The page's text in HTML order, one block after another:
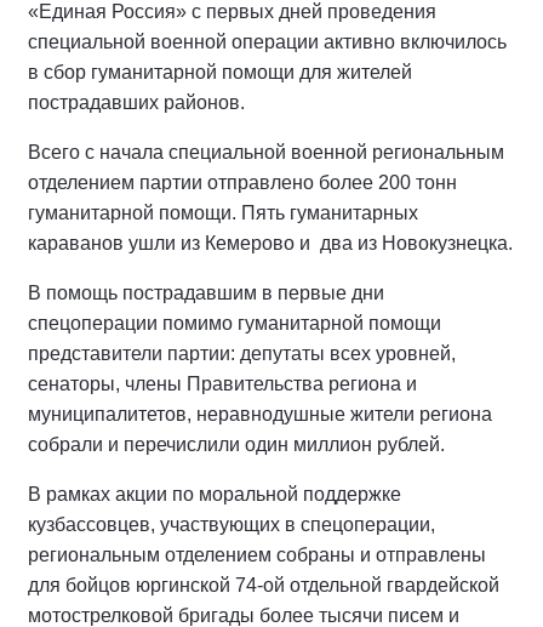
«Единая Россия» с первых дней проведения
специальной военной операции активно включилось
в сбор гуманитарной помощи для жителей
пострадавших районов.
Всего с начала специальной военной региональным
отделением партии отправлено более 200 тонн
гуманитарной помощи. Пять гуманитарных
караванов ушли из Кемерово и два из Новокузнецка.
В помощь пострадавшим в первые дни
спецоперации помимо гуманитарной помощи
представители партии: депутаты всех уровней,
сенаторы, члены Правительства региона и
муниципалитетов, неравнодушные жители региона
собрали и перечислили один миллион рублей.
В рамках акции по моральной поддержке
кузбассовцев, участвующих в спецоперации,
региональным отделением собраны и отправлены
для бойцов юргинской 74-ой отдельной гвардейской
мотострелковой бригады более тысячи писем и